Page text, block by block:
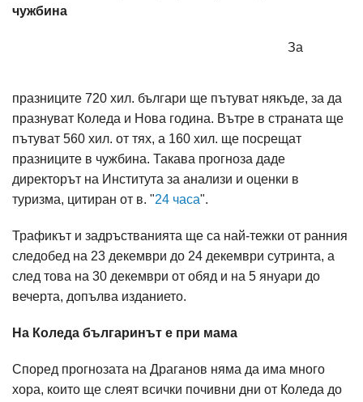
чужбина
За
празниците 720 хил. българи ще пътуват някъде, за да
празнуват Коледа и Нова година. Вътре в страната ще
пътуват 560 хил. от тях, а 160 хил. ще посрещат
празниците в чужбина. Такава прогноза даде
директорът на Института за анализи и оценки в
туризма, цитиран от в. "24 часа".
Трафикът и задръстванията ще са най-тежки от ранния
следобед на 23 декември до 24 декември сутринта, а
след това на 30 декември от обяд и на 5 януари до
вечерта, допълва изданието.
На Коледа българинът е при мама
Според прогнозата на Драганов няма да има много
хора, които ще слеят всички почивни дни от Коледа до